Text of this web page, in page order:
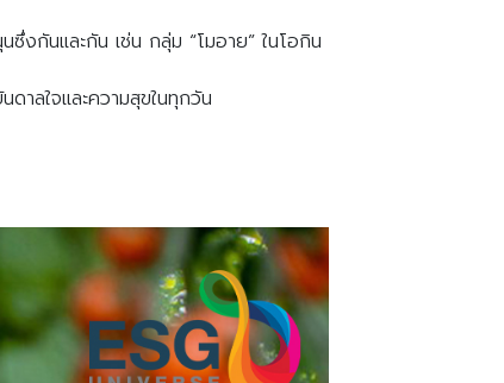
งกันและกัน เช่น กลุ่ม “โมอาย” ในโอกิน
าลใจและความสุขในทุกวัน